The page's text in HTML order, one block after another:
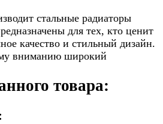
стальные радиаторы
для тех, кто ценит
качество и стильный дизайн.
вниманию широкий
товара: